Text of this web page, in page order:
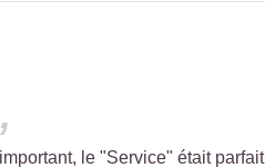
le "Service" était parfait